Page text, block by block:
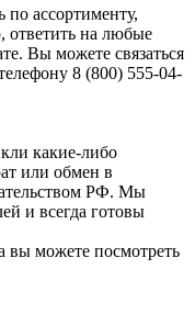
по ассортименту,
ответить на любые
Вы можете связаться
8 (800) 555-04-
какие-либо
или обмен в
РФ. Мы
и всегда готовы
вы можете посмотреть